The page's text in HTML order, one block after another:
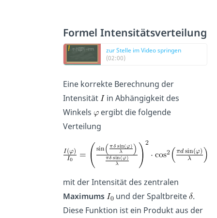
Formel Intensitätsverteilung
zur Stelle im Video springen
(02:00)
Eine korrekte Berechnung der
Intensität
in Abhängigkeit des
Winkels
ergibt die folgende
Verteilung
mit der Intensität des zentralen
Maximums
und der Spaltbreite .
Diese Funktion ist ein Produkt aus der